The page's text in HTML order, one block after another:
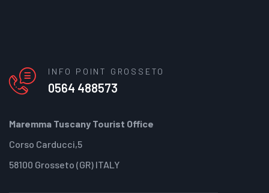
INFO POINT GROSSETO
0564 488573
Maremma Tuscany Tourist Office
Corso Carducci,5
58100 Grosseto (GR) ITALY